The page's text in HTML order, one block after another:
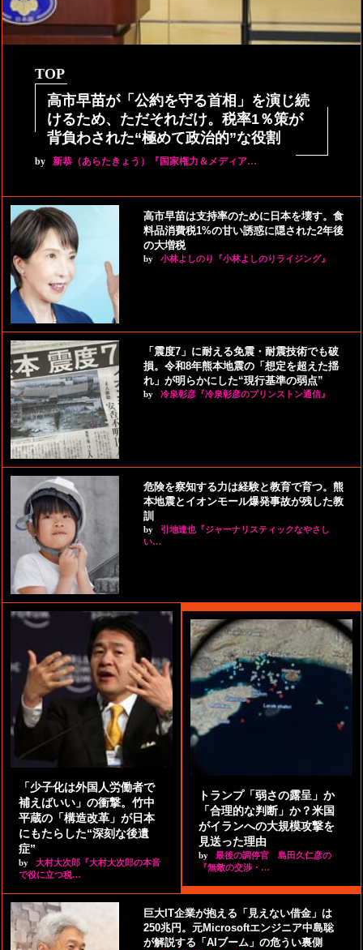
TOP
高市早苗が「公約を守る首相」を演じ続
けるため、ただそれだけ。税率1％策が
背負わされた“極めて政治的”な役割
by 新恭（あらたきょう）『国家権力＆メディア…
高市早苗は支持率のために日本を壊す。食
料品消費税1%の甘い誘惑に隠された2年後
の大増税
by 小林よしのり『小林よしのりライジング』
「震度7」に耐える免震・耐震技術でも破
損。令和8年熊本地震の「想定を超えた揺
れ」が明らかにした“現行基準の弱点”
by 冷泉彰彦『冷泉彰彦のプリンストン通信』
危険を察知する力は経験と教育で育つ。熊
本地震とイオンモール爆発事故が残した教
訓
by
引地達也『ジャーナリスティックなやさし
い…
「少子化は外国人労働者で
補えばいい」の衝撃。竹中
平蔵の「構造改革」が日本
にもたらした“深刻な後遺
症”
by
大村大次郎『大村大次郎の本音
で役に立つ税…
トランプ「弱さの露呈」か
「合理的な判断」か？米国
がイランへの大規模攻撃を
見送った理由
by
最後の調停官 島田久仁彦の
『無敵の交渉・…
巨大IT企業が抱える「見えない借金」は
250兆円。元Microsoftエンジニア中島聡
が解説する「AIブーム」の危うい裏側